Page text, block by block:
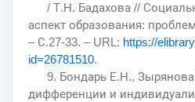
/ Т.Н. Бадахова //
аспект образования:
– С.27-33. – URL: https://
id=26781510.
9. Бондарь Е.Н.,
дифференции и